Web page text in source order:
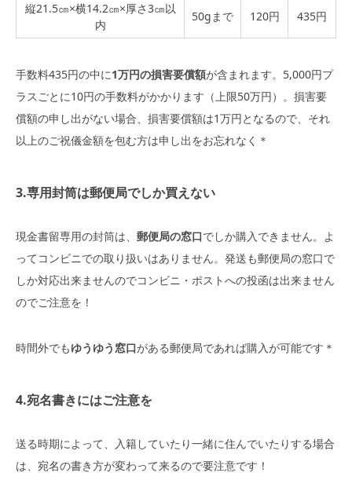
縦21.5㎝×横14.2㎝×厚さ3㎝以
内
50gまで 120円 435円
手数料435円の中に1万円の損害要償額が含まれます。5,000円プ
ラスごとに10円の手数料がかかります（上限50万円）。損害要
償額の申し出がない場合、損害要償額は1万円となるので、それ
以上のご祝儀金額を包む方は申し出をお忘れなく＊
3.専用封筒は郵便局でしか買えない
現金書留専用の封筒は、 郵便局の窓口でしか購入できません。よ
ってコンビニでの取り扱いはありません。発送も郵便局の窓口で
しか対応出来ませんのでコンビニ・ポストへの投函は出来ません
のでご注意を！
時間外でもゆうゆう窓口がある郵便局であれば購入が可能です＊
4.宛名書きにはご注意を
送る時期によって、入籍していたり一緒に住んでいたりする場合
は、宛名の書き方が変わって来るので要注意です！